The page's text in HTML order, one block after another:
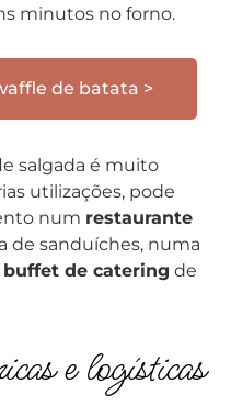
minutos no forno.
de batata >
salgada é muito
utilizações, pode
num restaurante
de sanduíches, numa
buffet de catering de
e logísticas